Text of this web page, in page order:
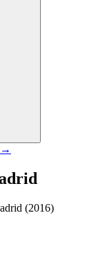
→
(2016)